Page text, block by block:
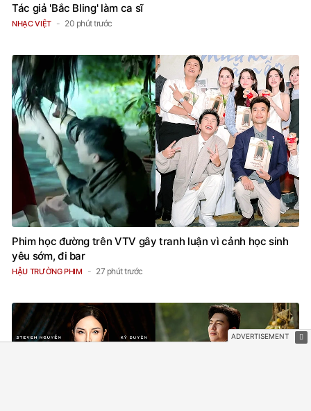
Tác giả 'Bắc Bling' làm ca sĩ
NHẠC VIỆT 20 phút trước
Phim học đường trên VTV gây tranh luận vì cảnh học sinh
yêu sớm, đi bar
HẬU TRƯỜNG PHIM 27 phút trước